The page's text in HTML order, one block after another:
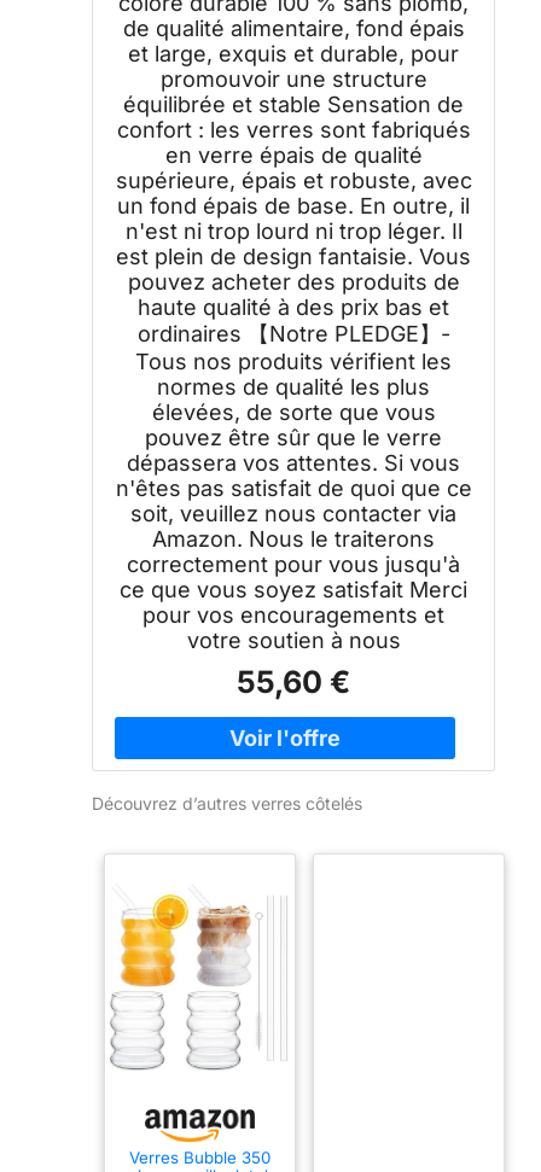
de qualité alimentaire, fond épais
et large, exquis et durable, pour
promouvoir une structure
équilibrée et stable Sensation de
confort : les verres sont fabriqués
en verre épais de qualité
supérieure, épais et robuste, avec
un fond épais de base. En outre, il
n'est ni trop lourd ni trop léger. Il
est plein de design fantaisie. Vous
pouvez acheter des produits de
haute qualité à des prix bas et
ordinaires 【Notre PLEDGE】-
Tous nos produits vérifient les
normes de qualité les plus
élevées, de sorte que vous
pouvez être sûr que le verre
dépassera vos attentes. Si vous
n'êtes pas satisfait de quoi que ce
soit, veuillez nous contacter via
Amazon. Nous le traiterons
correctement pour vous jusqu'à
ce que vous soyez satisfait Merci
pour vos encouragements et
votre soutien à nous
55,60 €
Découvrez d’autres verres côtelés
Verres Bubble 350